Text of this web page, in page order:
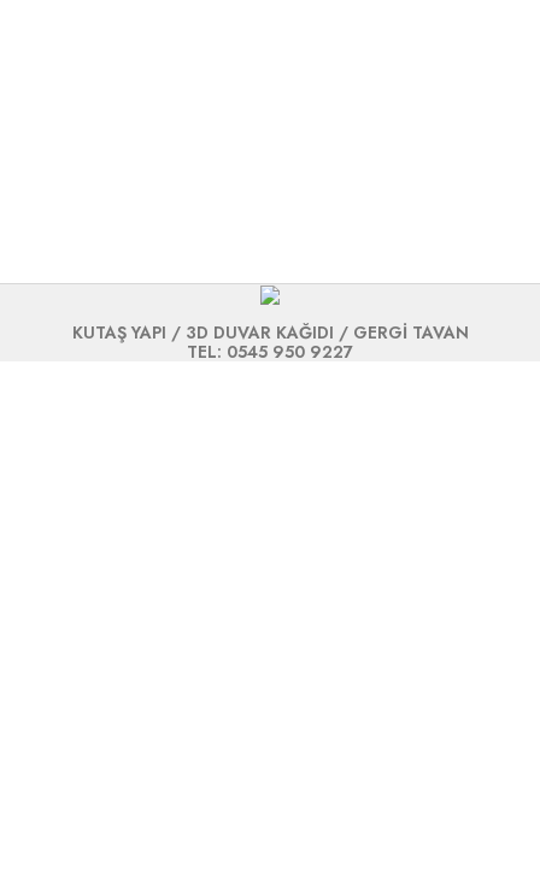
KUTAŞ YAPI / 3D DUVAR KAĞIDI / GERGİ TAVAN
TEL: 0545 950 9227